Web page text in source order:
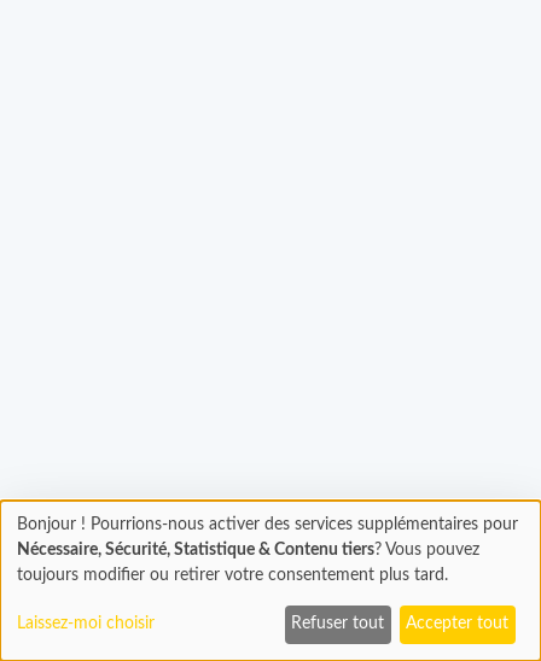
Chargement
En cours...
Bonjour ! Pourrions-nous activer des services supplémentaires pour
Nécessaire, Sécurité, Statistique & Contenu tiers? Vous pouvez
toujours modifier ou retirer votre consentement plus tard.
Laissez-moi choisir Refuser tout Accepter tout